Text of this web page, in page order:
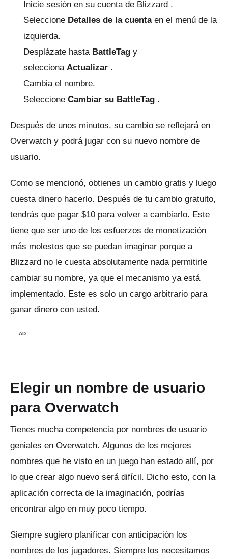
Inicie sesión en su cuenta de Blizzard .
Seleccione Detalles de la cuentaen el menú de la
izquierda.
Desplázate hasta BattleTag y
selecciona Actualizar .
Cambia el nombre.
Seleccione Cambiar su BattleTag .
Después de unos minutos, su cambio se reflejará en
Overwatch y podrá jugar con su nuevo nombre de
usuario.
Como se mencionó, obtienes un cambio gratis y luego
cuesta dinero hacerlo. Después de tu cambio gratuito,
tendrás que pagar $10 para volver a cambiarlo. Este
tiene que ser uno de los esfuerzos de monetización
más molestos que se puedan imaginar porque a
Blizzard no le cuesta absolutamente nada permitirle
cambiar su nombre, ya que el mecanismo ya está
implementado. Este es solo un cargo arbitrario para
ganar dinero con usted.
AD
Elegir un nombre de usuario
para Overwatch
Tienes mucha competencia por nombres de usuario
geniales en Overwatch. Algunos de los mejores
nombres que he visto en un juego han estado allí, por
lo que crear algo nuevo será difícil. Dicho esto, con la
aplicación correcta de la imaginación, podrías
encontrar algo en muy poco tiempo.
Siempre sugiero planificar con anticipación los
nombres de los jugadores. Siempre los necesitamos